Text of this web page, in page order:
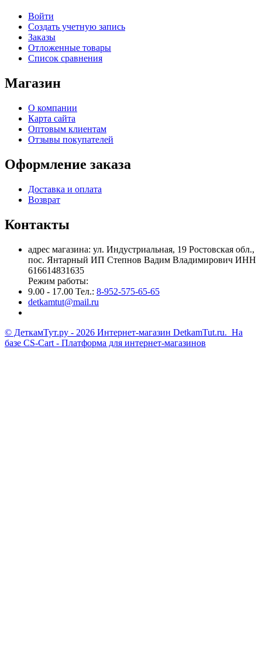
Войти
Создать учетную запись
Заказы
Отложенные товары
Список сравнения
Магазин
О компании
Карта сайта
Оптовым клиентам
Отзывы покупателей
Оформление заказа
Доставка и оплата
Возврат
Контакты
адрес магазина: ул. Индустриальная, 19 Ростовская обл.,
пос. Янтарный ИП Степнов Вадим Владимирович ИНН
616614831635
Режим работы:
9.00 - 17.00 Тел.: 8-952-575-65-65
detkamtut@mail.ru
© ДеткамТут.ру - 2026 Интернет-магазин DetkamTut.ru. На
базе CS-Cart - Платформа для интернет-магазинов